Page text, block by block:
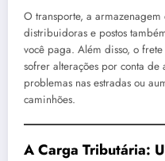
O transporte, a
distribuidoras e postos
você paga. Além disso, o
sofrer alterações por conta
problemas nas estradas ou
caminhões.
A Carga Tributária: